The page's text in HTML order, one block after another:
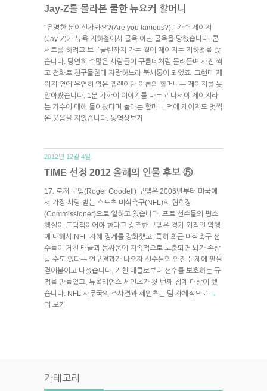
Jay-Z를 몰라본 쿨한 뉴요커 할머니
“유명한 분이신가봐요?(Are you famous?).” 가수 제이지
(Jay-Z)가 뉴욕 지하철에서 굴욕 아닌 굴욕을 당했습니다. 콘
서트를 하려고 브루클린까지 가는 길에 제이지는 지하철을 탔
습니다. 당연히 수많은 사람들이 구름떼처럼 몰려들며 사진 찍
고 전화로 친구들한테 자랑하느라 북새통이 되었죠. 그런데 제
이지 옆에 우연히 앉은 엘렌이란 이름의 할머니는 제이지를 못
알아봤습니다. 1분 가까이 이야기를 나누고 나서야 제이지라
는 가수에 대해 들어봤다며 놀라는 할머니 덕에 제이지도 멋쩍
은 웃음을 지었습니다. 동영상보기
2012년 12월 4일.
TIME 선정 2012 올해의 인물 후보 ⑤
17. 로저 구델(Roger Goodell) 구델은 2006년부터 미국에
서 가장 사랑 받는 스포츠 미식축구(NFL)의 협회장
(Commissioner)으로 일하고 있습니다. 프로 선수들의 평소
행실이 도덕적이어야 한다고 강조한 구델은 경기 외적인 악행
에 대해서 NFL 자체 징계를 강화했고, 특히 최근 미식축구 선
수들이 거친 태클과 몸싸움에 지속적으로 노출되면 뇌가 손상
될 수도 있다는 연구결과가 나오자 선수들의 안전 문제에 팔을
걷어붙이고 나섰습니다. 거친 태클로부터 선수를 보호하는 규
정을 만들었고, 뉴올리언스 세인츠가 첫 번째 징계 대상이 됐
습니다. NFL 사무국의 조사결과 세인츠는 팀 자체적으로 →
더 보기
카테고리